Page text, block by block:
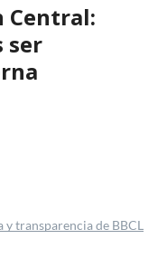
Central:
ser
y transparencia de BBCL